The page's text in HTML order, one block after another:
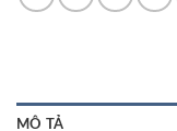
MÔ TẢ